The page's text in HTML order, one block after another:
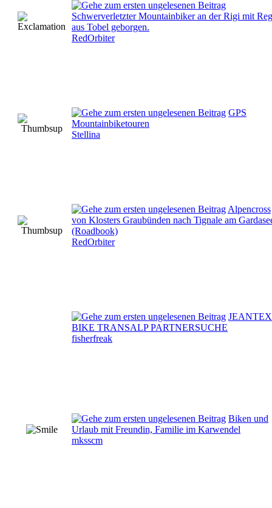
Schwerverletzter Mountainbiker an der Rigi mit
aus Tobel geborgen.
RedOrbiter
GPS
Mountainbiketouren
Stellina
Alpencross
von Klosters Graubünden nach Tignale am
(Roadbook)
RedOrbiter
JEANTEX
BIKE TRANSALP PARTNERSUCHE
fisherfreak
Biken und
Urlaub mit Freundin, Familie im Karwendel
mksscm